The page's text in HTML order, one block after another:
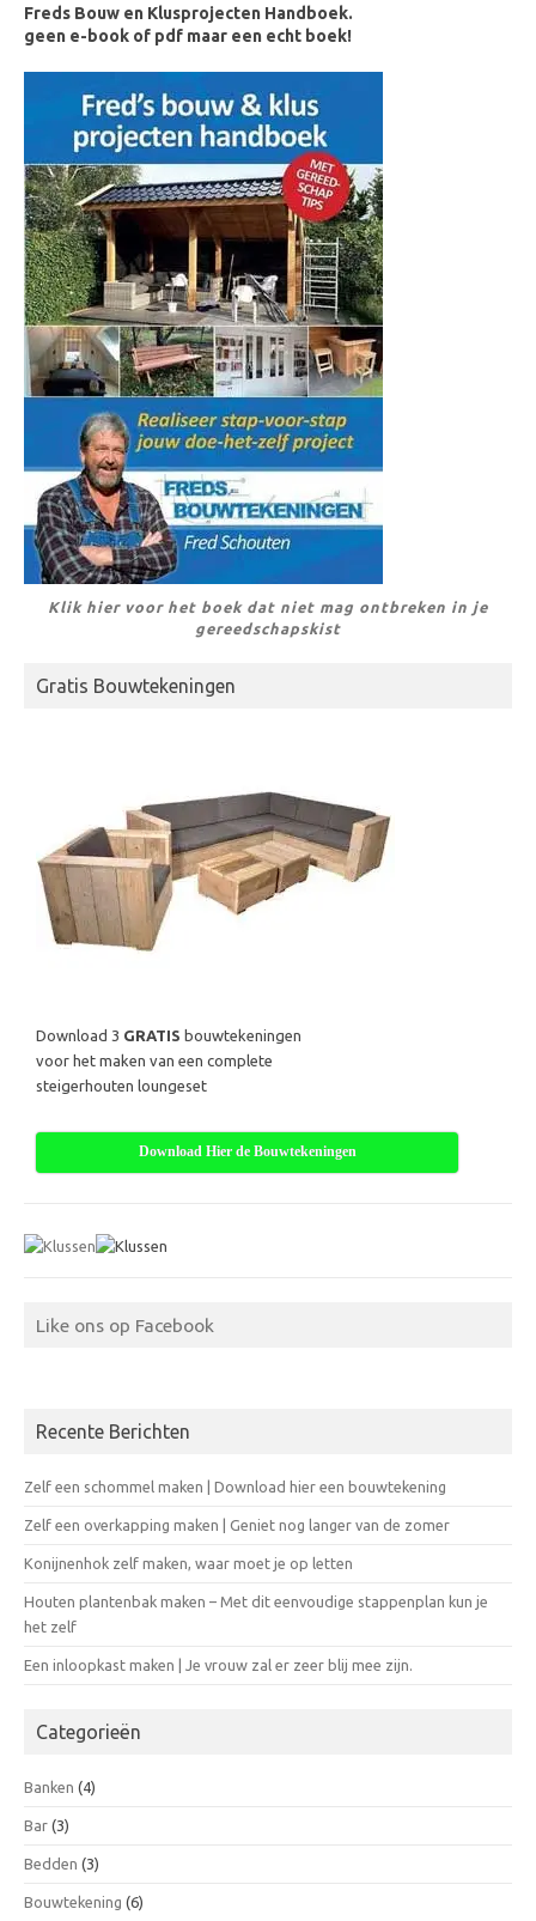
Freds Bouw en Klusprojecten Handboek.
geen e-book of pdf maar een echt boek!
Klik hier voor het boek dat niet mag ontbreken in je
gereedschapskist
Gratis Bouwtekeningen
Download 3 GRATIS bouwtekeningen
voor het maken van een complete
steigerhouten loungeset
Download Hier de Bouwtekeningen
Like ons op Facebook
Recente Berichten
Zelf een schommel maken | Download hier een bouwtekening
Zelf een overkapping maken | Geniet nog langer van de zomer
Konijnenhok zelf maken, waar moet je op letten
Houten plantenbak maken – Met dit eenvoudige stappenplan kun je
het zelf
Een inloopkast maken | Je vrouw zal er zeer blij mee zijn.
Categorieën
Banken (4)
Bar (3)
Bedden (3)
Bouwtekening (6)